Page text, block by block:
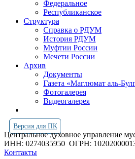
Федеральное
Республиканское
Структура
Справка о РДУМ
История РДУМ
Муфтии России
Мечети России
Архив
Документы
Газета «Маглюмат аль-
Фотогалерея
Видеогалерея
Версия для ПК
Центральное духовное управление
ИНН: 0274035950 ОГРН:
Контакты